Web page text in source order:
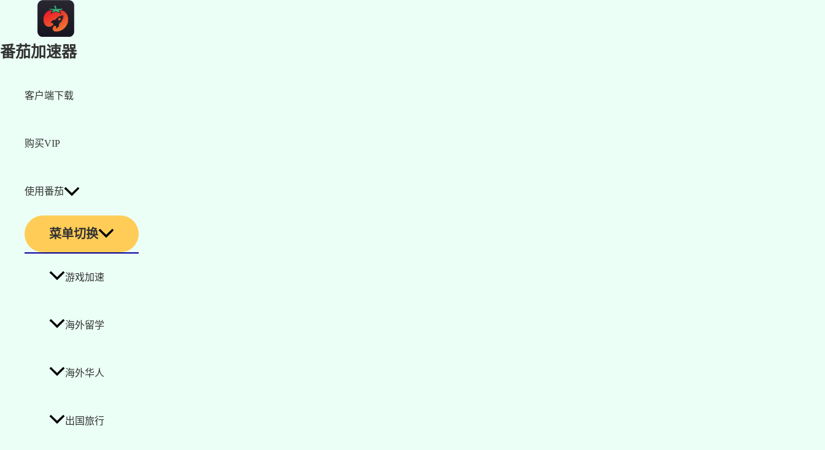
番茄加速器
客户端下载
购买VIP
使用番茄
菜单切换
游戏加速
海外留学
海外华人
出国旅行